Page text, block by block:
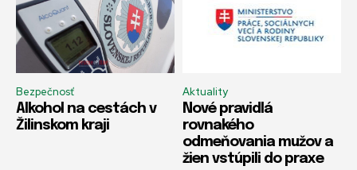
Bezpečnosť
Alkohol na cestách v
Žilinskom kraji
Aktuality
Nové pravidlá
rovnakého
odmeňovania mužov a
žien vstúpili do praxe